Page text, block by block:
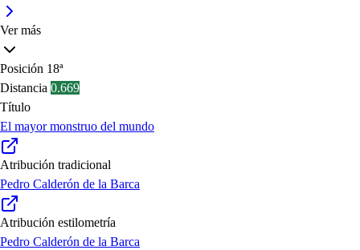
Ver más
Posición 18ª
Distancia 0.669
Título
El mayor monstruo del mundo
Atribución tradicional
Pedro Calderón de la Barca
Atribución estilometría
Pedro Calderón de la Barca